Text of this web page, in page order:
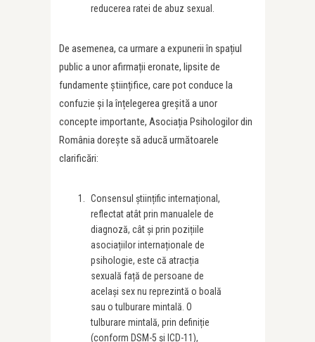
reducerea ratei de abuz sexual.
De asemenea, ca urmare a expunerii în spațiul
public a unor afirmații eronate, lipsite de
fundamente științifice, care pot conduce la
confuzie și la înțelegerea greșită a unor
concepte importante, Asociația Psihologilor din
România dorește să aducă următoarele
clarificări:
Consensul științific internațional,
reflectat atât prin manualele de
diagnoză, cât și prin pozițiile
asociațiilor internaționale de
psihologie, este că atracția
sexuală față de persoane de
același sex nu reprezintă o boală
sau o tulburare mintală. O
tulburare mintală, prin definiție
(conform DSM-5 și ICD-11),